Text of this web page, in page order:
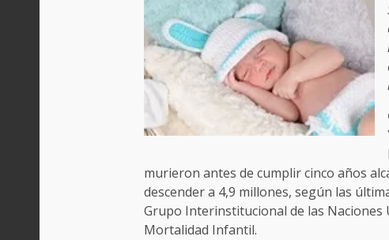
murieron antes de cumplir cinco años
descender a 4,9 millones, según las
Grupo Interinstitucional de las Naciones
Mortalidad Infantil.